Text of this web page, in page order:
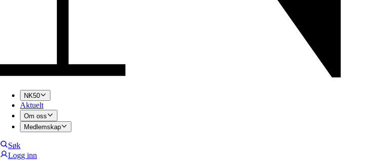
NK50
Aktuelt
Om oss
Medlemskap
Søk
Logg inn